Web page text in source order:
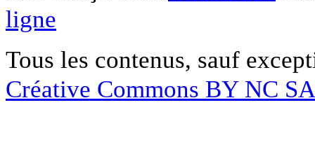
ligne
Tous les contenus, sauf
Créative Commons BY NC SA